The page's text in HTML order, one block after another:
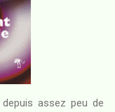
assez peu de